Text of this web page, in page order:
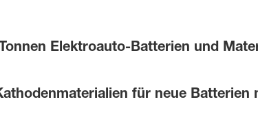
Elektroauto-Batterien und
für neue Batterien